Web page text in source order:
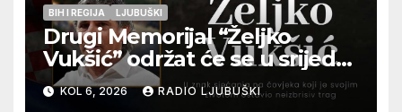
BIH I REGIJA LJUBUŠKI
Drugi Memorijal “Željko
Vukšić” održat će se u srijedu
12. kolovoza u Otoku
KOL 6, 2026 RADIO LJUBUŠKI